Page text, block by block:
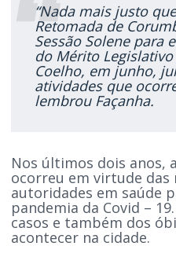
“Nada mais justo
Retomada de
Sessão Solene para
do Mérito
Coelho, em junho,
atividades que
lembrou Façanha.
Nos últimos dois anos,
ocorreu em virtude das
autoridades em saúde
pandemia da Covid –
casos e também dos
acontecer na cidade.